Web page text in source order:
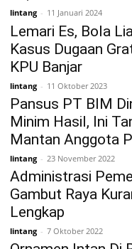
lintang - 11 Januari 2024
Lemari Es, Bola
Kasus Dugaan
KPU Banjar
lintang - 11 Oktober 2023
Pansus PT BIM
Minim Hasil, Ini
Mantan Anggota
lintang - 23 November 2022
Administrasi
Gambut Raya
Lengkap
lintang - 7 Oktober 2022